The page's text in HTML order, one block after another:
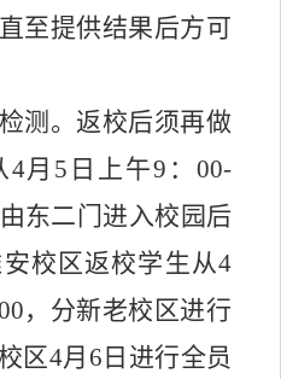
至提供结果后方可
测。 返校后须再做
4月5日上午9：00-
东二门进入校园后
校区返校学生从4
，分新老校区进行
区4月6日进行全员